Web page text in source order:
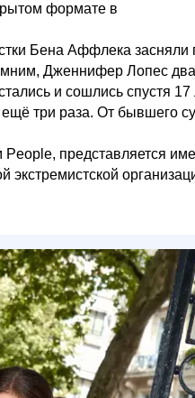
формате в
Бена Аффлека засняли
Дженнифер Лопес
и сошлись спустя 17
три раза. От бывшего
представляется
экстремистской